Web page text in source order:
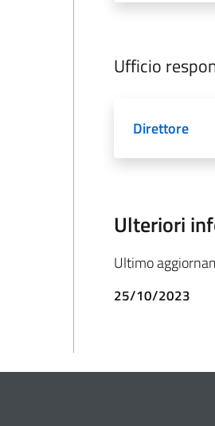
Ufficio
Direttore
Ulteriori
Ultimo
25/10/2023